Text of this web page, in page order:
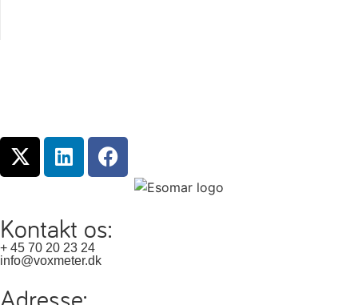
Kontakt os:
+ 45 70 20 23 24
info@voxmeter.dk